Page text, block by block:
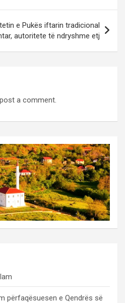
e Pukës iftarin tradicional
autoritete të ndryshme etj
a comment.
përfaqësuesen e Qendrës së